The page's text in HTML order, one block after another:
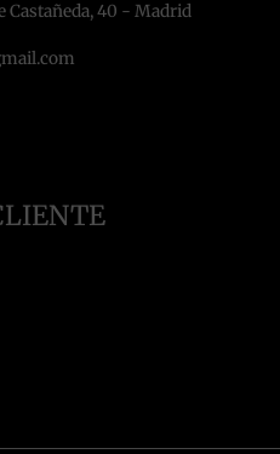
Castañeda, 40 - Madrid